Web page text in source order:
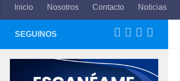
Inicio Nosotros Contacto Noticias
SEGUINOS